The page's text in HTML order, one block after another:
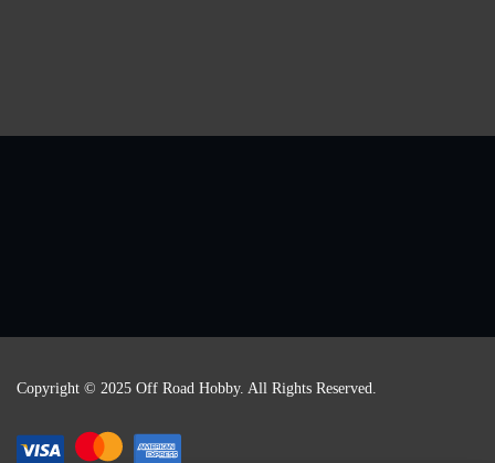
Copyright © 2025 Off Road Hobby. All Rights Reserved.